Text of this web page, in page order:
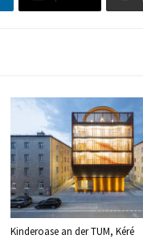
Kinderoase an der TUM, Kéré